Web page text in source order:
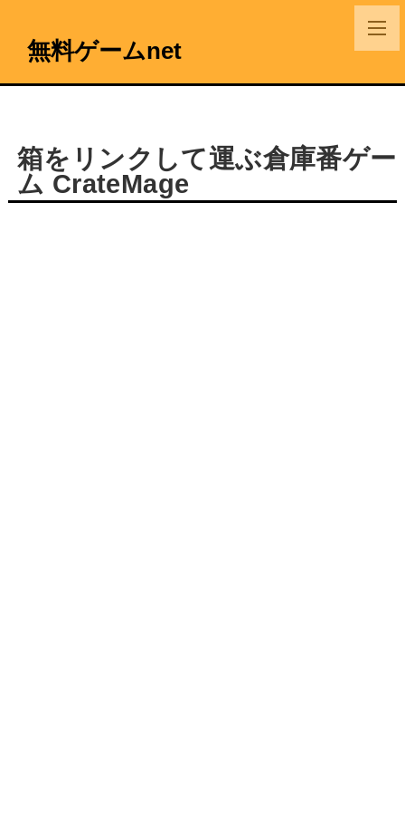
無料ゲームnet
箱をリンクして運ぶ倉庫番ゲー
ム CrateMage